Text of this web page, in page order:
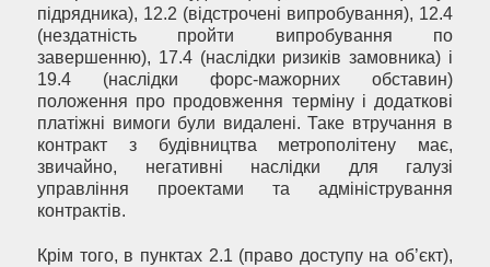
підрядника), 12.2 (відстрочені випробування), 12.4
(нездатність пройти випробування по
завершенню), 17.4 (наслідки ризиків замовника) і
19.4 (наслідки форс-мажорних обставин)
положення про продовження терміну і додаткові
платіжні вимоги були видалені. Таке втручання в
контракт з будівництва метрополітену має,
звичайно, негативні наслідки для галузі
управління проектами та адміністрування
контрактів.
Крім того, в пунктах 2.1 (право доступу на об’єкт),